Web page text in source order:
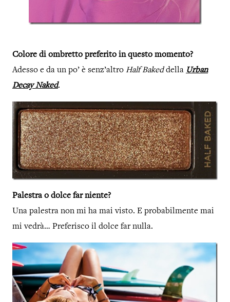
Colore di ombretto preferito in questo momento?
Adesso e da un po’ è senz’altro Half Bakeddella Urban
Decay Naked.
Palestra o dolce far niente?
Una palestra non mi ha mai visto. E probabilmente mai
mi vedrà… Preferisco il dolce far nulla.